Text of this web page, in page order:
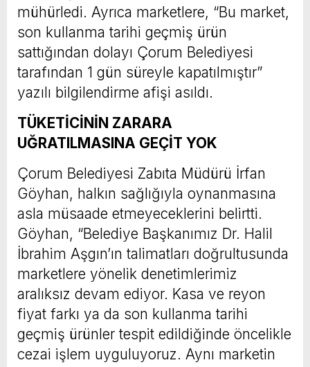
mühürledi. Ayrıca marketlere, “Bu market,
son kullanma tarihi geçmiş ürün
sattığından dolayı Çorum Belediyesi
tarafından 1 gün süreyle kapatılmıştır”
yazılı bilgilendirme afişi asıldı.
TÜKETİCİNİN ZARARA
UĞRATILMASINA GEÇİT YOK
Çorum Belediyesi Zabıta Müdürü İrfan
Göyhan, halkın sağlığıyla oynanmasına
asla müsaade etmeyeceklerini belirtti.
Göyhan, “Belediye Başkanımız Dr. Halil
İbrahim Aşgın’ın talimatları doğrultusunda
marketlere yönelik denetimlerimiz
aralıksız devam ediyor. Kasa ve reyon
fiyat farkı ya da son kullanma tarihi
geçmiş ürünler tespit edildiğinde öncelikle
cezai işlem uyguluyoruz. Aynı marketin